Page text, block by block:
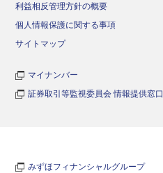
利益相反管理方針の概要
個人情報保護に関する事項
サイトマップ
マイナンバー
証券取引等監視委員会 情報提供窓口
みずほフィナンシャルグループ